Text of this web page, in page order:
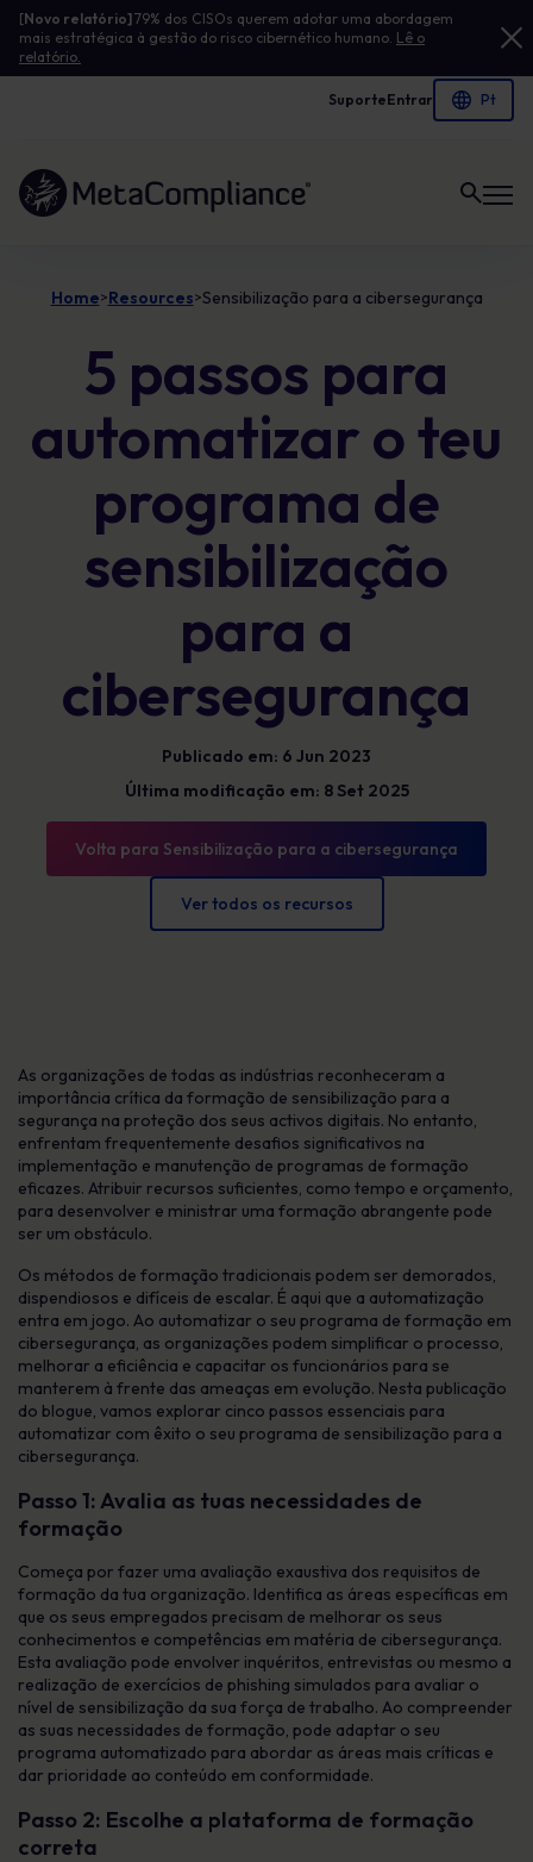
[Novo relatório]79% dos CISOs querem adotar uma abordagem
mais estratégica à gestão do risco cibernético humano. Lê o
relatório.
SuporteEntrar
Ligação à página inicial
Home>Resources>Sensibilização para a cibersegurança
5 passos para
automatizar o teu
programa de
sensibilização
para a
cibersegurança
Publicado em: 6 Jun 2023
Última modificação em: 8 Set 2025
Volta para Sensibilização para a cibersegurança
Ver todos os recursos
As organizações de todas as indústrias reconheceram a
importância crítica da formação de sensibilização para a
segurança na proteção dos seus activos digitais. No entanto,
enfrentam frequentemente desafios significativos na
implementação e manutenção de programas de formação
eficazes. Atribuir recursos suficientes, como tempo e orçamento,
para desenvolver e ministrar uma formação abrangente pode
ser um obstáculo.
Os métodos de formação tradicionais podem ser demorados,
dispendiosos e difíceis de escalar. É aqui que a automatização
entra em jogo. Ao automatizar o seu programa de formação em
cibersegurança, as organizações podem simplificar o processo,
melhorar a eficiência e capacitar os funcionários para se
manterem à frente das ameaças em evolução. Nesta publicação
do blogue, vamos explorar cinco passos essenciais para
automatizar com êxito o seu programa de sensibilização para a
cibersegurança.
Passo 1: Avalia as tuas necessidades de
formação
Começa por fazer uma avaliação exaustiva dos requisitos de
formação da tua organização. Identifica as áreas específicas em
que os seus empregados precisam de melhorar os seus
conhecimentos e competências em matéria de cibersegurança.
Esta avaliação pode envolver inquéritos, entrevistas ou mesmo a
realização de exercícios de phishing simulados para avaliar o
nível de sensibilização da sua força de trabalho. Ao compreender
as suas necessidades de formação, pode adaptar o seu
programa automatizado para abordar as áreas mais críticas e
dar prioridade ao conteúdo em conformidade.
Passo 2: Escolhe a plataforma de formação
correta